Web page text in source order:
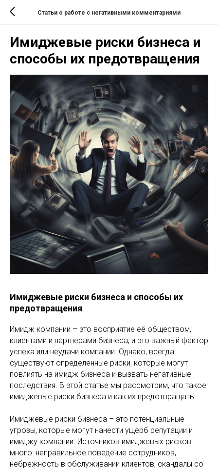
Статьи о работе с негативными комментариями
Имиджевые риски бизнеса и
способы их предотвращения
Имиджевые риски бизнеса и способы их
предотвращения
Имидж компании – это восприятие её обществом,
клиентами и партнерами бизнеса, и это важный фактор
успеха или неудачи компании. Однако, всегда
существуют определенные риски, которые могут
повлиять на имидж бизнеса и вызвать негативные
последствия. В этой статье мы рассмотрим, что такое
имиджевые риски бизнеса и как их предотвращать.
Имиджевые риски бизнеса – это потенциальные
угрозы, которые могут нанести ущерб репутации и
имиджу компании. Источников имиджевых рисков
много: неправильное поведение сотрудников,
небрежность в обслуживании клиентов, скандалы со